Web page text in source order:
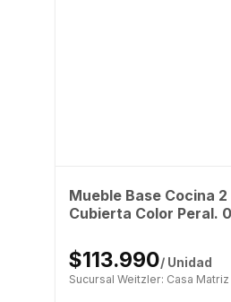
Mueble Base Cocina
Cubierta Color Peral.
$113.990/ Unidad
Sucursal Weitzler: Casa Matriz